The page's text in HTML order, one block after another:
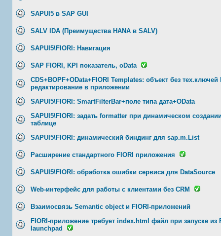
SAPUI5 в SAP GUI
SALV IDA (Преимущества HANA в SALV)
SAPUI5\FIORI: Навигация
SAP FIORI, KPI показатель, oData
CDS+BOPF+OData+FIORI Templates: объект без тех.ключей
редактирование в приложении
SAPUI5\FIORI: SmartFilterBar+поле типа дата+OData
SAPUI5\FIORI: задать formatter при динамическом
таблице
SAPUI5\FIORI: динамический биндинг для sap.m.List
Расширение стандартного FIORI приложения
SAPUI5\FIORI: обработка ошибки сервиса для DataSource
Web-интерфейс для работы с клиентами без CRM
Взаимосвязь Semantic object и FIORI-приложений
FIORI-приложение требует index.html файл при запуске из
launchpad